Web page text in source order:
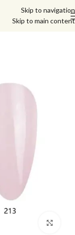
Skip to navigation
Skip to main content